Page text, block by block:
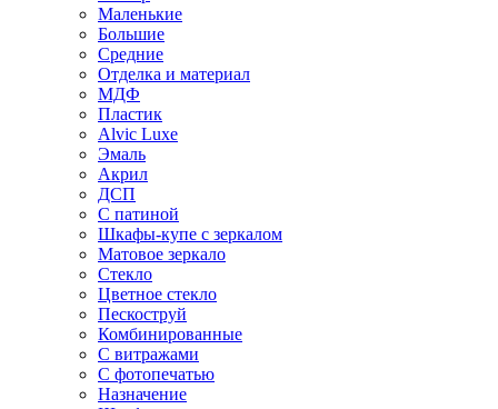
Маленькие
Большие
Средние
Отделка и материал
МДФ
Пластик
Alvic Luxe
Эмаль
Акрил
ДСП
С патиной
Шкафы-купе с зеркалом
Матовое зеркало
Стекло
Цветное стекло
Пескоструй
Комбинированные
С витражами
С фотопечатью
Назначение